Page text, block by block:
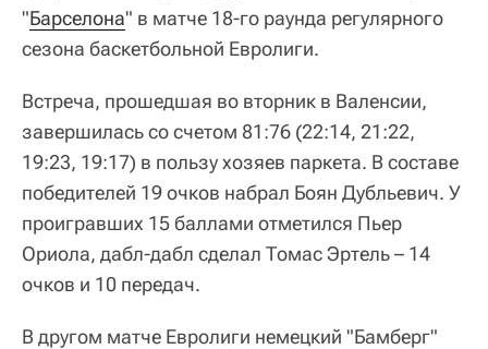
"Барселона" в матче 18-го раунда регулярного
сезона баскетбольной Евролиги.
Встреча, прошедшая во вторник в Валенсии,
завершилась со счетом 81:76 (22:14, 21:22,
19:23, 19:17) в пользу хозяев паркета. В составе
победителей 19 очков набрал Боян Дубльевич. У
проигравших 15 баллами отметился Пьер
Ориола, дабл-дабл сделал Томас Эртель – 14
очков и 10 передач.
В другом матче Евролиги немецкий "Бамберг"